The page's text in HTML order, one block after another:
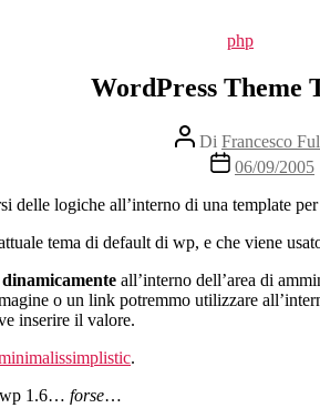
Categorie
php
WordPress Theme
Autore
articolo
Di Francesco
Data
dell'articolo
06/09/2005
delle logiche all’interno di una template per
tema di default di wp, e che viene
all’interno dell’area di
o un link potremmo utilizzare
inserire il valore.
.
wp 1.6… forse…